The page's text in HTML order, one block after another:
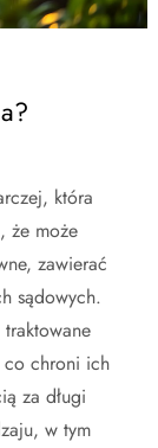
która
że może
zawierać
sądowych.
co chroni ich
za długi
w tym